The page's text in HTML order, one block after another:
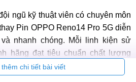
ngũ kỹ thuật viên có chuyên môn
Pin OPPO Reno14 Pro 5G diễn
nhanh chóng. Mỗi linh kiện sử
hãng đạt tiêu chuẩn chất lượng
suất sử dụng Pin trở lại như ban
chất lượng, trung tâm còn cam kết
chi tiết bài viết